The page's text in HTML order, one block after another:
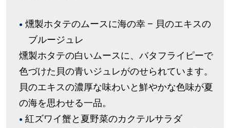
燻製ホタテのムースに海の幸 – 貝のエキスの
ブルージュレ
燻製ホタテの白いムースに、バタフライピーで
色づけた貝の青いジュレがのせられています。
貝のエキスの濃厚な味わいと鮮やかな色味が夏
の海を思わせる一品。
紅ズワイ蟹と夏野菜のカクテルサラダ